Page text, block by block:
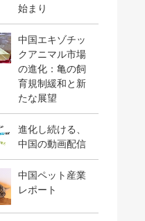
始まり
中国エキゾチッ
クアニマル市場
の進化：亀の飼
育規制緩和と新
たな展望
進化し続ける、
中国の動画配信
中国ペット産業
レポート